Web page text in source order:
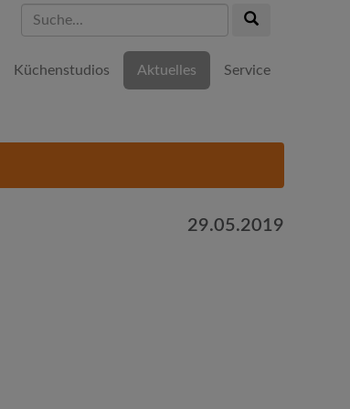
Suche...
Küchenstudios Aktuelles Service
29.05.2019